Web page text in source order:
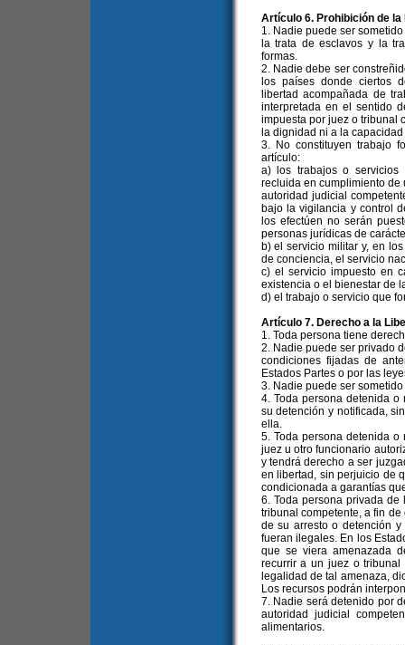
Artículo 6. Prohibición de
1. Nadie puede ser
la trata de esclavos y la
formas.
2. Nadie debe ser
los países donde ciertos
libertad acompañada de
interpretada en el sentido
impuesta por juez o tribunal
la dignidad ni a la
3. No constituyen trabajo
artículo:
a) los trabajos o servicios
recluida en cumplimiento de
autoridad judicial
bajo la vigilancia y control
los efectúen no serán
personas jurídicas de
b) el servicio militar y, en
de conciencia, el servicio
c) el servicio impuesto en
existencia o el bienestar de
d) el trabajo o servicio que
Artículo 7. Derecho a la
1. Toda persona tiene
2. Nadie puede ser privado
condiciones fijadas de
Estados Partes o por las
3. Nadie puede ser
4. Toda persona detenida
su detención y notificada,
ella.
5. Toda persona detenida
juez u otro funcionario
y tendrá derecho a ser
en libertad, sin perjuicio de
condicionada a garantías
6. Toda persona privada
tribunal competente, a fin
de su arresto o detención
fueran ilegales. En los
que se viera amenazada
recurrir a un juez o
legalidad de tal amenaza,
Los recursos podrán
7. Nadie será detenido por
autoridad judicial
alimentarios.